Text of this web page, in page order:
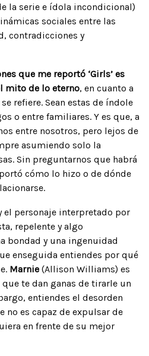
la serie e ídola incondicional)
sociales entre las
contradicciones y
que me reportó ‘Girls’ es
mito de lo eterno, en cuanto a
refiere. Sean estas de índole
o entre familiares. Y es que, a
entre nosotros, pero lejos de
asumiendo solo la
Sin preguntarnos que habrá
cómo lo hizo o de dónde
el personaje interpretado por
repelente y algo
bondad y una ingenuidad
enseguida entiendes por qué
Marnie (Allison Williams) es
te dan ganas de tirarle un
entiendes el desorden
no es capaz de expulsar de
en frente de su mejor